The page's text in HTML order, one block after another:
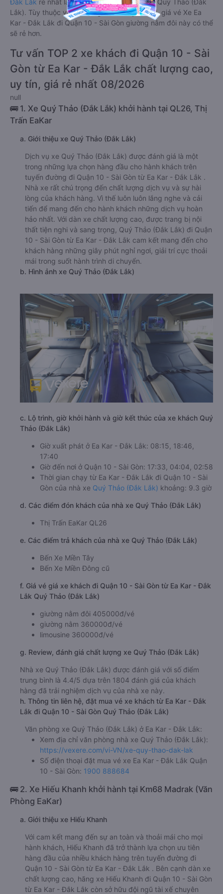
Đắk Lắk rẻ nhất là 360000VND của hãng xe Quý Thảo (Đắk
Lắk). Tùy thuộc vào chương trình khuyến mãi, giá vé Xe Ea
Kar - Đắk Lắk đi Quận 10 - Sài Gòn giường nằm đôi này có thể
sẽ rẻ hơn.
Tư vấn TOP 2 xe khách đi Quận 10 - Sài
Gòn từ Ea Kar - Đắk Lắk chất lượng cao,
uy tín, giá rẻ nhất 08/2026
null
🚌 1. Xe Quý Thảo (Đắk Lắk) khởi hành tại QL26, Thị
Trấn EaKar
a. Giới thiệu xe Quý Thảo (Đắk Lắk)
Dịch vụ xe Quý Thảo (Đắk Lắk) được đánh giá là một
trong những lựa chọn hàng đầu cho hành khách trên
tuyến đường đi Quận 10 - Sài Gòn từ Ea Kar - Đắk Lắk .
Nhà xe rất chú trọng đến chất lượng dịch vụ và sự hài
lòng của khách hàng. Vì thế luôn luôn lắng nghe và cải
tiến để mang đến cho hành khách những dịch vụ hoàn
hảo nhất. Với dàn xe chất lượng cao, được trang bị nội
thất tiện nghi và sang trọng, Quý Thảo (Đắk Lắk) đi Quận
10 - Sài Gòn từ Ea Kar - Đắk Lắk cam kết mang đến cho
khách hàng những giây phút nghỉ ngơi, giải trí cực thoải
mái trong suốt hành trình di chuyển.
b. Hình ảnh xe Quý Thảo (Đắk Lắk)
c. Lộ trình, giờ khởi hành và giờ kết thúc của xe khách Quý
Thảo (Đắk Lắk)
Giờ xuất phát ở Ea Kar - Đắk Lắk: 08:15, 18:46,
17:40
Giờ đến nơi ở Quận 10 - Sài Gòn: 17:33, 04:04, 02:58
Thời gian chạy từ Ea Kar - Đắk Lắk đi Quận 10 - Sài
Gòn của nhà xe Quý Thảo (Đắk Lắk) khoảng: 9.3 giờ
d. Các điểm đón khách của nhà xe Quý Thảo (Đắk Lắk)
Thị Trấn EaKar QL26
e. Các điểm trả khách của nhà xe Quý Thảo (Đắk Lắk)
Bến Xe Miền Tây
Bến Xe Miền Đông cũ
f. Giá vé giá xe khách đi Quận 10 - Sài Gòn từ Ea Kar - Đắk
Lắk Quý Thảo (Đắk Lắk)
giường nằm đôi 405000đ/vé
giường nằm 360000đ/vé
limousine 360000đ/vé
g. Review, đánh giá chất lượng xe Quý Thảo (Đắk Lắk)
Nhà xe Quý Thảo (Đắk Lắk) được đánh giá với số điểm
trung bình là 4.4/5 dựa trên 1804 đánh giá của khách
hàng đã trải nghiệm dịch vụ của nhà xe này.
h. Thông tin liên hệ, đặt mua vé xe khách từ Ea Kar - Đắk
Lắk đi Quận 10 - Sài Gòn Quý Thảo (Đắk Lắk)
Văn phòng xe Quý Thảo (Đắk Lắk) ở Ea Kar - Đắk Lắk:
Xem địa chỉ văn phòng nhà xe Quý Thảo (Đắk Lắk):
https://vexere.com/vi-VN/xe-quy-thao-dak-lak
Số điện thoại đặt mua vé xe Ea Kar - Đắk Lắk Quận
10 - Sài Gòn: 1900 888684
🚌 2. Xe Hiếu Khanh khởi hành tại Km68 Madrak (Văn
Phòng EaKar)
a. Giới thiệu xe Hiếu Khanh
Với cam kết mang đến sự an toàn và thoải mái cho mọi
hành khách, Hiếu Khanh đã trở thành lựa chọn ưu tiên
hàng đầu của nhiều khách hàng trên tuyến đường đi
Quận 10 - Sài Gòn từ Ea Kar - Đắk Lắk . Bên cạnh dàn xe
chất lượng cao, hãng xe Hiếu Khanh đi Quận 10 - Sài Gòn
từ Ea Kar - Đắk Lắk còn sở hữu đội ngũ tài xế chuyên